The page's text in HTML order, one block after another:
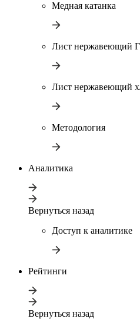
Медная катанка
Лист нержавеющий
Лист нержавеющий
Методология
Аналитика
Вернуться назад
Доступ к аналитике
Рейтинги
Вернуться назад